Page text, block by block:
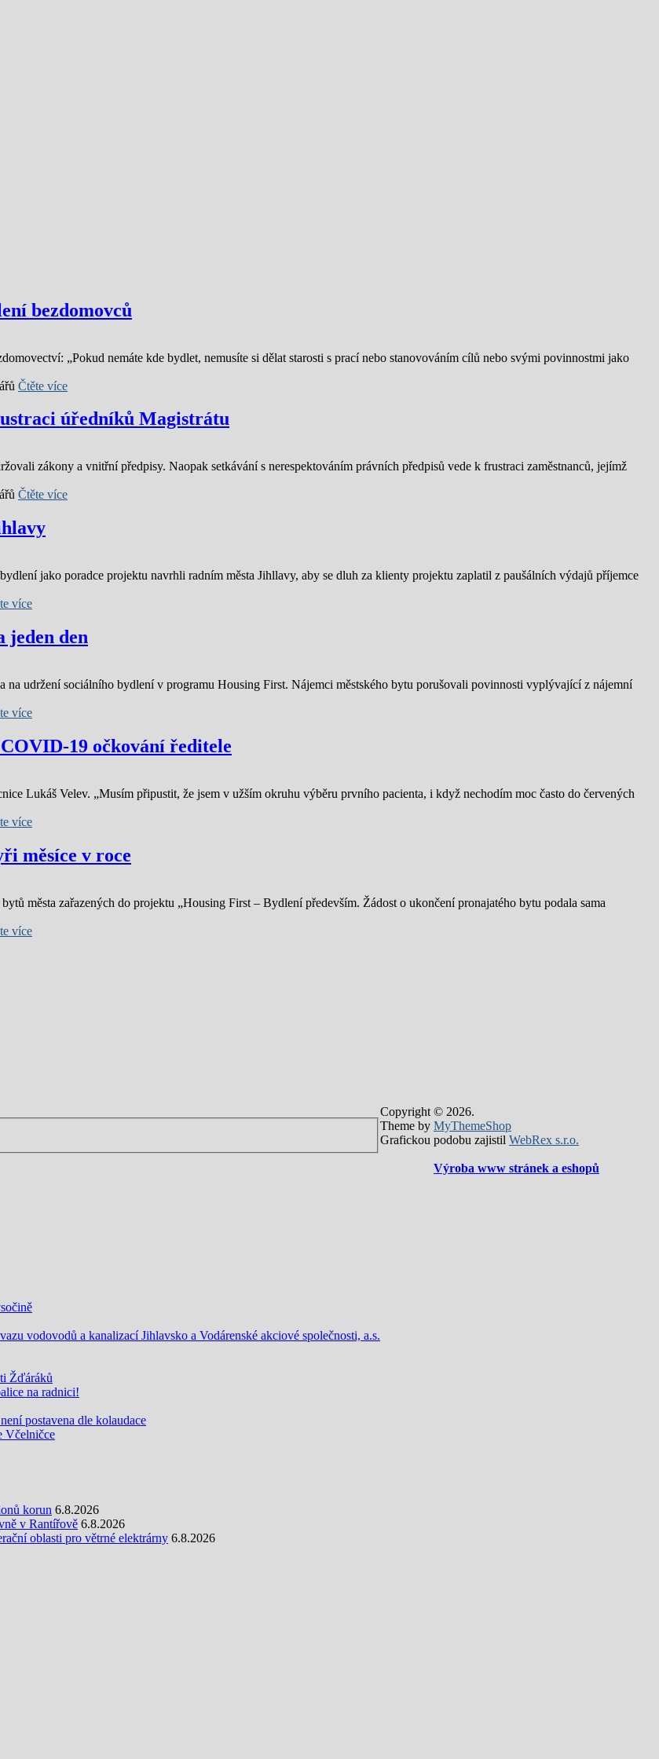
bezdomovců
„Pokud nemáte kde bydlet, nemusíte si dělat starosti s prací nebo stanovováním cílů nebo svými povinnostmi jako
Čtěte více
úředníků Magistrátu
zákony a vnitřní předpisy. Naopak setkávání s nerespektováním právních předpisů vede k frustraci zaměstnanců, jejímž
Čtěte více
jako poradce projektu navrhli radním města Jihllavy, aby se dluh za klienty projektu zaplatil z paušálních výdajů příjemce
více
jeden den
udržení sociálního bydlení v programu Housing First. Nájemci městského bytu porušovali povinnosti vyplývající z nájemní
více
19 očkování ředitele
Lukáš Velev. „Musím připustit, že jsem v užším okruhu výběru prvního pacienta, i když nechodím moc často do červených
více
měsíce v roce
města zařazených do projektu „Housing First – Bydlení především. Žádost o ukončení pronajatého bytu podala sama
více
vodovodů a kanalizací Jihlavsko a Vodárenské akciové společnosti, a.s.
Žďáráků
na radnici!
postavena dle kolaudace
Včelničce
korun 6.8.2026
v Rantířově 6.8.2026
oblasti pro větrné elektrárny 6.8.2026
Copyright © 2026.
Theme by MyThemeShop
Grafickou podobu zajistil WebRex s.r.o.
Výroba www stránek a eshopů